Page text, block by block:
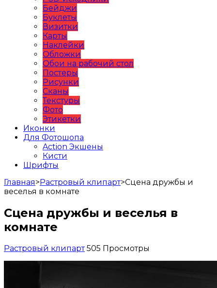
Бейджи
Буклеты
Визитки
Карты
Наклейки
Обложки
Обои на рабочий стол
Постеры
Рисунки
Сканы
Текстуры
Фото
Этикетки
Иконки
Для Фотошопа
Action Экшены
Кисти
Шрифты
Главная>Растровый клипарт>Сцена дружбы и
веселья в комнате
Сцена дружбы и веселья в
комнате
Растровый клипарт 505 Просмотры